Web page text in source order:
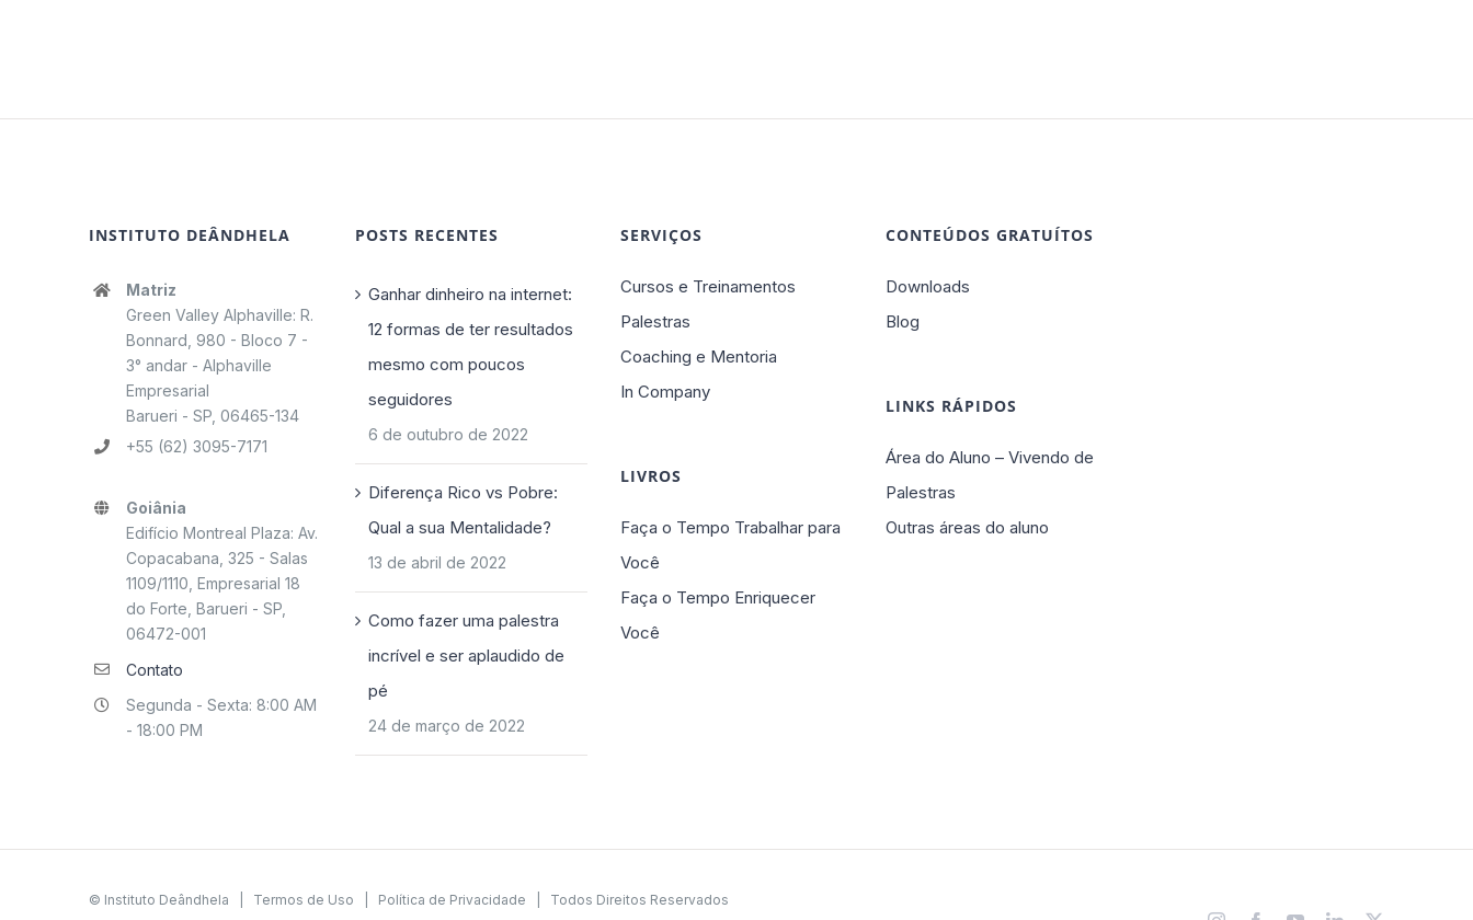
INSTITUTO DEÂNDHELA
Matriz
Green Valley Alphaville: R.
Bonnard, 980 - Bloco 7 -
3° andar - Alphaville
Empresarial
Barueri - SP, 06465-134
+55 (62) 3095-7171
Goiânia
Edifício Montreal Plaza: Av.
Copacabana, 325 - Salas
1109/1110, Empresarial 18
do Forte, Barueri - SP,
06472-001
Contato
Segunda - Sexta: 8:00 AM
- 18:00 PM
POSTS RECENTES
Ganhar dinheiro na internet:
12 formas de ter resultados
mesmo com poucos
seguidores
6 de outubro de 2022
Diferença Rico vs Pobre:
Qual a sua Mentalidade?
13 de abril de 2022
Como fazer uma palestra
incrível e ser aplaudido de
pé
24 de março de 2022
SERVIÇOS
Cursos e Treinamentos
Palestras
Coaching e Mentoria
In Company
LIVROS
Faça o Tempo Trabalhar para
Você
Faça o Tempo Enriquecer
Você
CONTEÚDOS GRATUÍTOS
Downloads
Blog
LINKS RÁPIDOS
Área do Aluno – Vivendo de
Palestras
Outras áreas do aluno
© Instituto Deândhela | Termos de Uso Política de Privacidade | Todos Direitos Reservados